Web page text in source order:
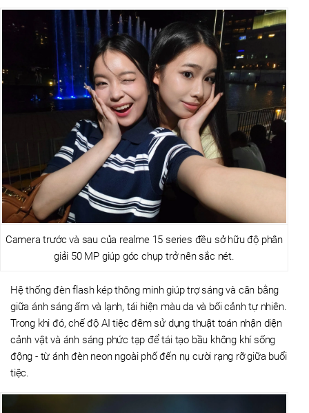
Camera trước và sau của realme 15 series đều sở hữu độ phân
giải 50 MP giúp góc chụp trở nên sắc nét.
Hệ thống đèn flash kép thông minh giúp trợ sáng và cân bằng
giữa ánh sáng ấm và lạnh, tái hiện màu da và bối cảnh tự nhiên.
Trong khi đó, chế độ AI tiệc đêm sử dụng thuật toán nhận diện
cảnh vật và ánh sáng phức tạp để tái tạo bầu không khí sống
động - từ ánh đèn neon ngoài phố đến nụ cười rạng rỡ giữa buổi
tiệc.